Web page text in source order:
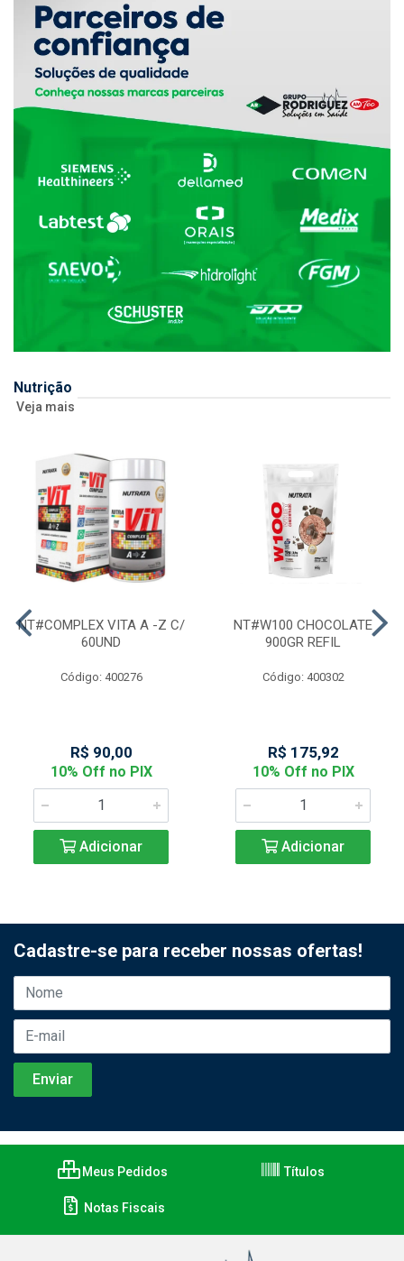
Nutrição
Veja mais
NT#COMPLEX VITA A -Z C/
60UND
Código: 400276
R$ 90,00
10% Off no PIX
Adicionar
NT#W100 CHOCOLATE
900GR REFIL
Código: 400302
R$ 175,92
10% Off no PIX
Adicionar
Cadastre-se para receber nossas ofertas!
Meus Pedidos Títulos
Notas Fiscais